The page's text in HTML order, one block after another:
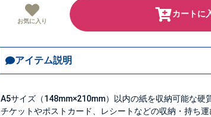
お気に入り
カートに
アイテム説明
A5サイズ（148mm×210mm）以内の紙を収納可能な硬
チケットやポストカード、レシートなどの収納・持ち運